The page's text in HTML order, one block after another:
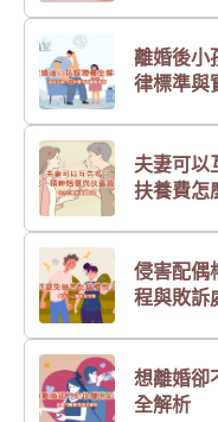
離婚後小
律標準與
夫妻可以
扶養費怎
侵害配偶
程與敗訴
想離婚卻
全解析